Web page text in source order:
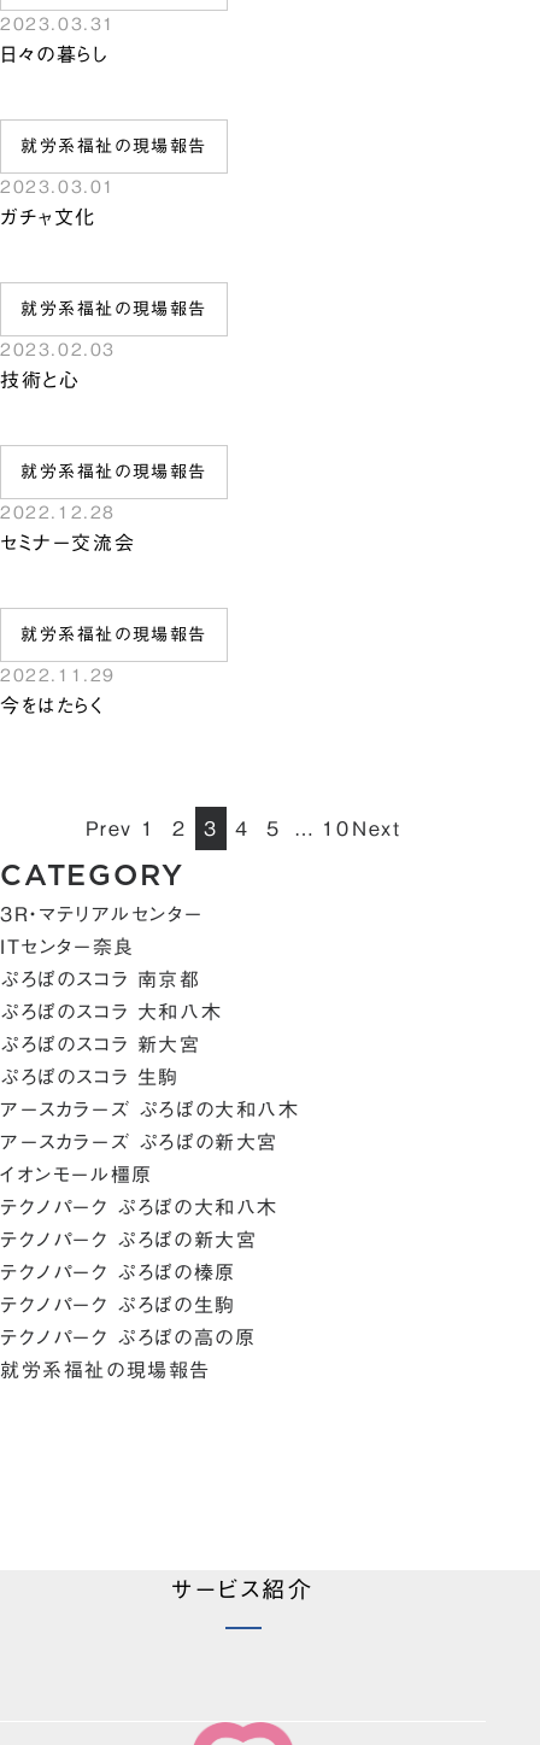
CATEGORY
3R・マテリアルセンター
ITセンター奈良
ぷろぼのスコラ 南京都
ぷろぼのスコラ 大和八木
ぷろぼのスコラ 新大宮
ぷろぼのスコラ 生駒
アースカラーズ ぷろぼの大和八木
アースカラーズ ぷろぼの新大宮
イオンモール橿原
テクノパーク ぷろぼの大和八木
テクノパーク ぷろぼの新大宮
テクノパーク ぷろぼの榛原
テクノパーク ぷろぼの生駒
テクノパーク ぷろぼの高の原
就労系福祉の現場報告
2023.03.31
日々の暮らし
就労系福祉の現場報告
2023.03.01
ガチャ文化
就労系福祉の現場報告
2023.02.03
技術と心
就労系福祉の現場報告
2022.12.28
セミナー交流会
就労系福祉の現場報告
2022.11.29
今をはたらく
Prev 1 2 3 4 5 10 Next
サービス紹介